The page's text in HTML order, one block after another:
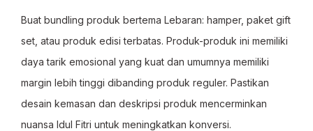
Buat bundling produk bertema Lebaran: hamper, paket gift
set, atau produk edisi terbatas. Produk-produk ini memiliki
daya tarik emosional yang kuat dan umumnya memiliki
margin lebih tinggi dibanding produk reguler. Pastikan
desain kemasan dan deskripsi produk mencerminkan
nuansa Idul Fitri untuk meningkatkan konversi.